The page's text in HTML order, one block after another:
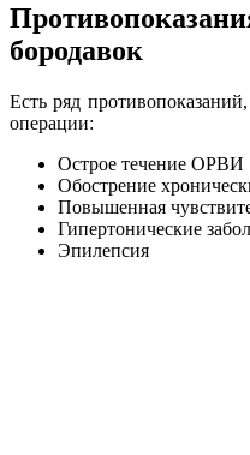
бородавок
Есть ряд
операции:
Острое течение ОРВИ
Обострение
Повышенная
Гипертонические
Эпилепсия